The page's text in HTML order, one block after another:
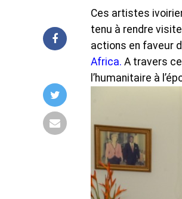
Ces artistes
tenu à rendre
actions en faveur
Africa. A travers
l’humanitaire à